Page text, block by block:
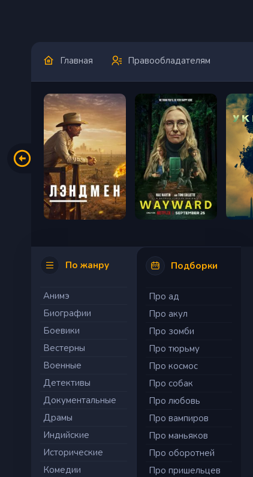
Главная Правообладателям
По жанру
Анимэ
Биографии
Боевики
Вестерны
Военные
Детективы
Документальные
Драмы
Индийские
Исторические
Комедии
Подборки
Про ад
Про акул
Про зомби
Про тюрьму
Про космос
Про собак
Про любовь
Про вампиров
Про маньяков
Про оборотней
Про пришельцев